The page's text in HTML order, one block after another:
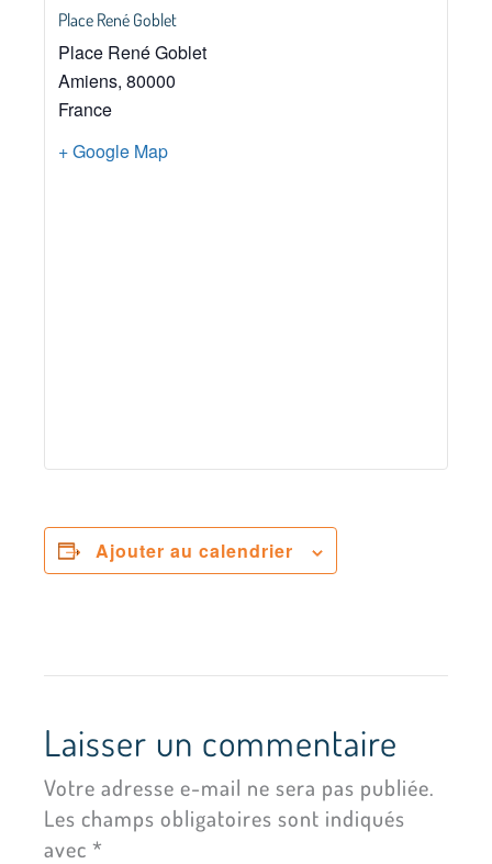
Place René Goblet
Place René Goblet
Amiens, 80000
France
+ Google Map
Ajouter au calendrier
Laisser un commentaire
Votre adresse e-mail ne sera pas publiée.
Les champs obligatoires sont indiqués
avec *